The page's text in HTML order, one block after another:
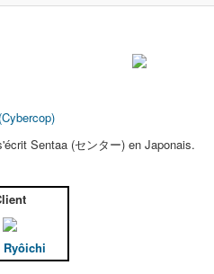
Sentaa (センター) en Japonais.